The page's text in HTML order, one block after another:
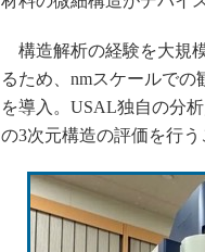
構造解析の経験を大規
るため、nmスケールで
を導入。USAL独自の分
の3次元構造の評価を行